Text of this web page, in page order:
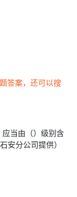
答案，还可以搜
当由（）级别含
安分公司提供）